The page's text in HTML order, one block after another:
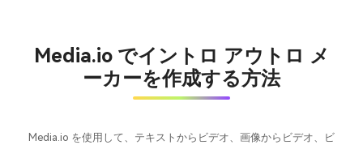
Media.io でイントロ アウトロ メ
ーカーを作成する方法
Media.io を使用して、テキストからビデオ、画像からビデオ、ビ